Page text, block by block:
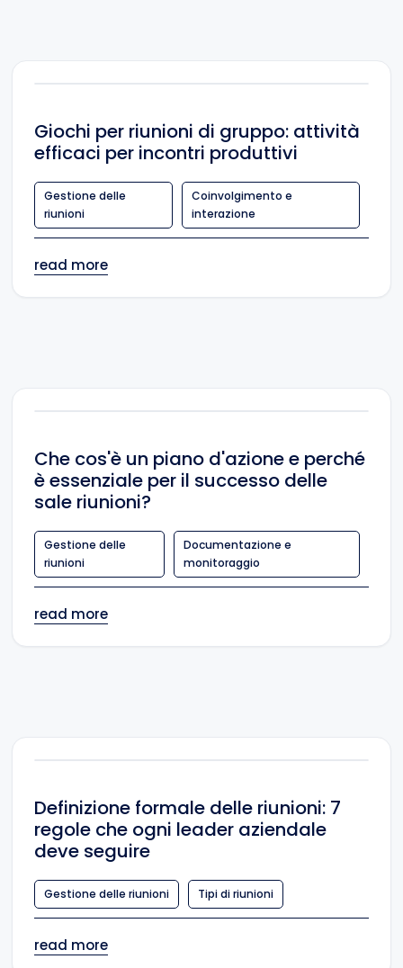
Giochi per riunioni di gruppo: attività
efficaci per incontri produttivi
Gestione delle
riunioni
Coinvolgimento e
interazione
read more
Che cos'è un piano d'azione e perché
è essenziale per il successo delle
sale riunioni?
Gestione delle
riunioni
Documentazione e
monitoraggio
read more
Definizione formale delle riunioni: 7
regole che ogni leader aziendale
deve seguire
Gestione delle riunioni Tipi di riunioni
read more